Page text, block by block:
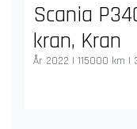
Scania
kran, Kran
År 2022 | 115000 km |